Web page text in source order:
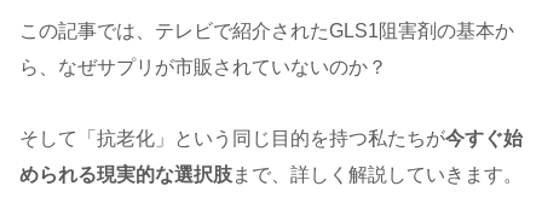
この記事では、テレビで紹介されたGLS1阻害剤の基本か
ら、なぜサプリが市販されていないのか？
そして「抗老化」という同じ目的を持つ私たちが今すぐ始
められる現実的な選択肢まで、詳しく解説していきます。